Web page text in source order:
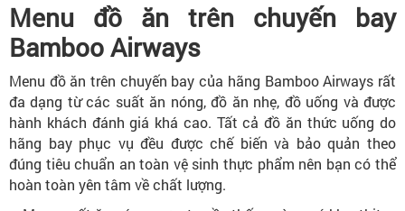
Menu đồ ăn trên chuyến bay
Bamboo Airways
Menu đồ ăn trên chuyến bay của hãng Bamboo Airways rất
đa dạng từ các suất ăn nóng, đồ ăn nhẹ, đồ uống và được
hành khách đánh giá khá cao. Tất cả đồ ăn thức uống do
hãng bay phục vụ đều được chế biến và bảo quản theo
đúng tiêu chuẩn an toàn vệ sinh thực phẩm nên bạn có thể
hoàn toàn yên tâm về chất lượng.